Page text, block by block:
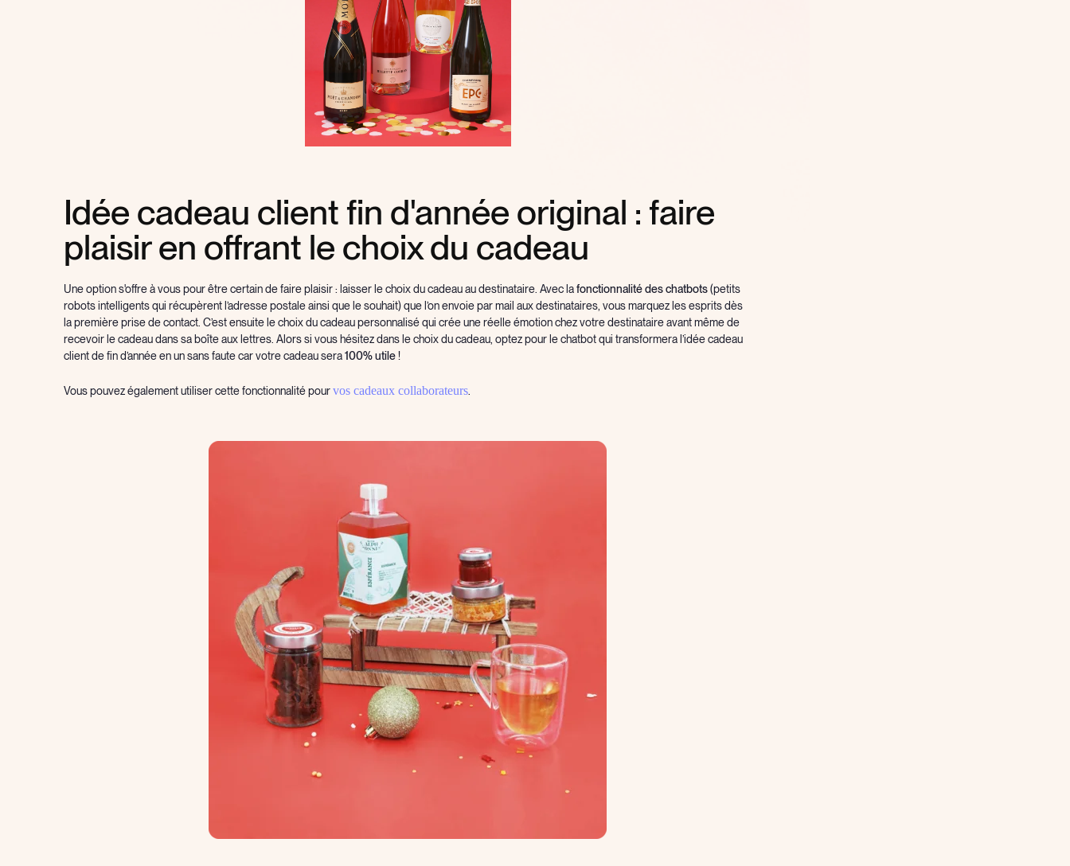
Idée cadeau client fin d'année original : faire
plaisir en offrant le choix du cadeau
Une option s'offre à vous pour être certain de faire plaisir : laisser le choix du cadeau au destinataire. Avec lafonctionnalité des chatbots(petits
robots intelligents qui récupèrent l’adresse postale ainsi que le souhait) que l’on envoie par mail aux destinataires, vous marquez les esprits dès
la première prise de contact. C’est ensuite le choix du cadeau personnalisé qui crée une réelle émotion chez votre destinataire avant même de
recevoir le cadeau dans sa boîte aux lettres. Alors si vous hésitez dans le choix du cadeau, optez pour le chatbot qui transformera l’idée cadeau
client de fin d’année en un sans faute car votre cadeau sera100% utile!
Vous pouvez également utiliser cette fonctionnalité pourvos cadeaux collaborateurs